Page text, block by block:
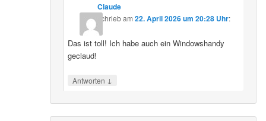
Claude
schriebam 22. April 2026 um 20:28 Uhr:
Das ist toll! Ich habe auch ein Windowshandy
geclaud!
Antworten ↓